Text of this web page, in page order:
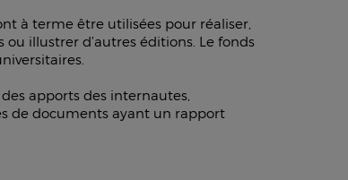
à terme être utilisées pour réaliser,
ou illustrer d’autres éditions. Le fonds
apports des internautes,
de documents ayant un rapport